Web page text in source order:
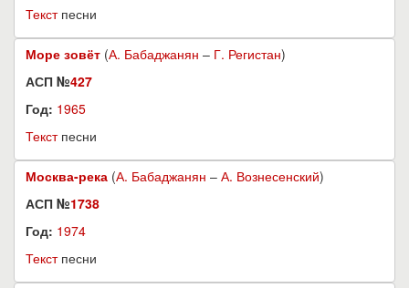
Текстпесни
Море зовёт (А. Бабаджанян – Г. Регистан)
АСП №427
Год: 1965
Текстпесни
Москва-река (А. Бабаджанян – А. Вознесенский)
АСП №1738
Год: 1974
Текстпесни